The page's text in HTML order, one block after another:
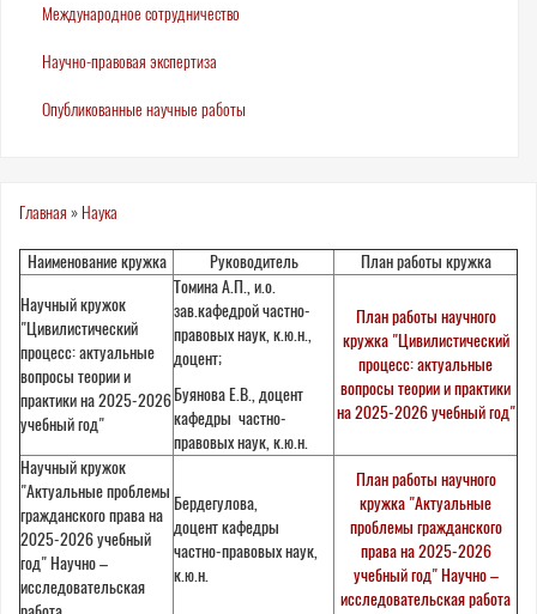
Международное сотрудничество
Научно-правовая экспертиза
Опубликованные научные работы
Вы
здесь
Главная » Наука
Наименование кружка Руководитель
План работы кружка
Научный кружок
"Цивилистический
процесс: актуальные
вопросы теории и
практики на 2025-2026
учебный год"
Томина А.П., и.о.
зав.кафедрой частно-
правовых наук, к.ю.н.,
доцент;
Буянова Е.В., доцент
кафедры частно-
правовых наук, к.ю.н.
План работы научного
кружка "Цивилистический
процесс: актуальные
вопросы теории и практики
на 2025-2026 учебный год"
Научный кружок
"Актуальные проблемы
гражданского права на
2025-2026 учебный
год" Научно –
исследовательская
Бердегулова,
доцент кафедры
частно-правовых наук,
к.ю.н.
План работы научного
кружка "Актуальные
проблемы гражданского
права на 2025-2026
учебный год" Научно –
исследовательская работа